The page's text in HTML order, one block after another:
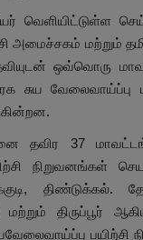
வெளியிட்டுள்ள
அமைச்சகம் மற்றும்
ஒவ்வொரு
சுய வேலைவாய்ப்பு
தவிர 37
நிறுவனங்கள்
திண்டுக்கல்.
திருப்பூர்
பயிற்சி